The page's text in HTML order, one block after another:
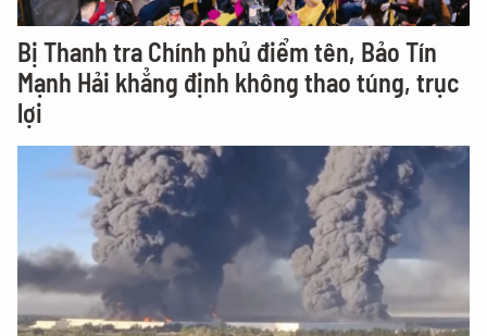
Bị Thanh tra Chính phủ điểm tên, Bảo Tín
Mạnh Hải khẳng định không thao túng, trục
lợi